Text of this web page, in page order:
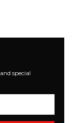
special